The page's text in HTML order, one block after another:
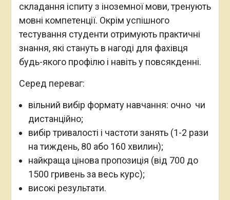
складання іспиту з іноземної мови, тренують
мовні компетенції. Окрім успішного
тестування студенти отримують практичні
знання, які стануть в нагоді для фахівця
будь-якого профілю і навіть у повсякденні.
Серед переваг:
вільний вибір формату навчання: очно чи
дистанційно;
вибір тривалості і частоти занять (1-2 рази
на тиждень, 80 або 160 хвилин);
найкраща цінова пропозиція (від 700 до
1500 гривень за весь курс);
високі результати.